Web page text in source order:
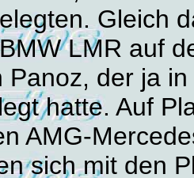
Gleich
LMR auf
Panoz, der ja
hatte. Auf
AMG-
sich mit den